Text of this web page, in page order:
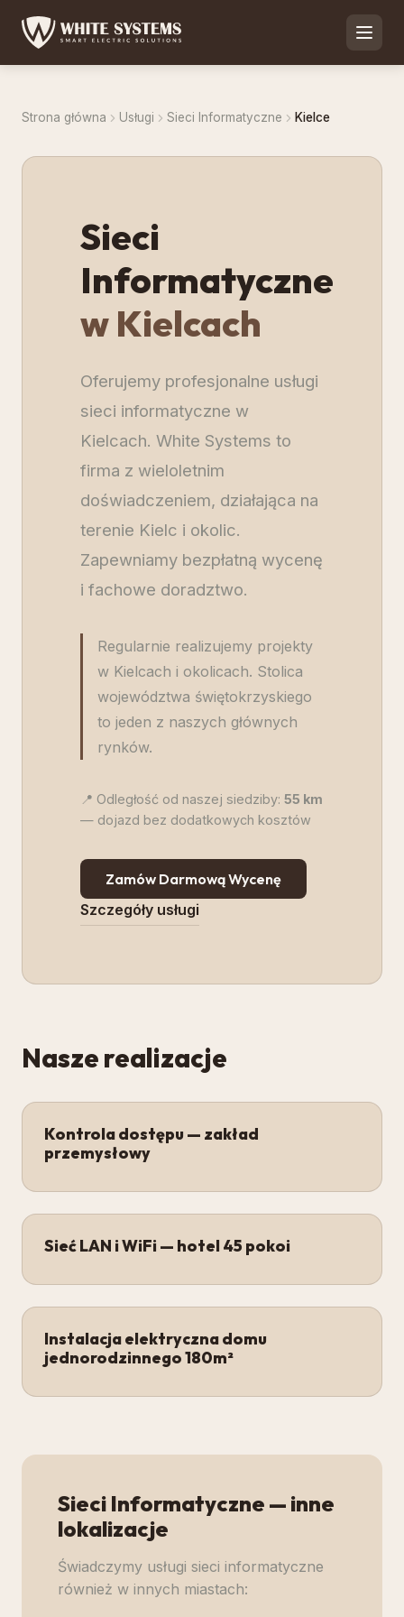
Strona główna Usługi Sieci Informatyczne Kielce
Sieci
Informatyczne
w Kielcach
Oferujemy profesjonalne usługi
sieci informatyczne w
Kielcach. White Systems to
firma z wieloletnim
doświadczeniem, działająca na
terenie Kielc i okolic.
Zapewniamy bezpłatną wycenę
i fachowe doradztwo.
Regularnie realizujemy projekty
w Kielcach i okolicach. Stolica
województwa świętokrzyskiego
to jeden z naszych głównych
rynków.
📍 Odległość od naszej siedziby: 55 km
— dojazd bez dodatkowych kosztów
Zamów Darmową Wycenę
Szczegóły usługi
Nasze realizacje
Kontrola dostępu — zakład
przemysłowy
Sieć LAN i WiFi — hotel 45 pokoi
Instalacja elektryczna domu
jednorodzinnego 180m²
Sieci Informatyczne — inne
lokalizacje
Świadczymy usługi sieci informatyczne
również w innych miastach: